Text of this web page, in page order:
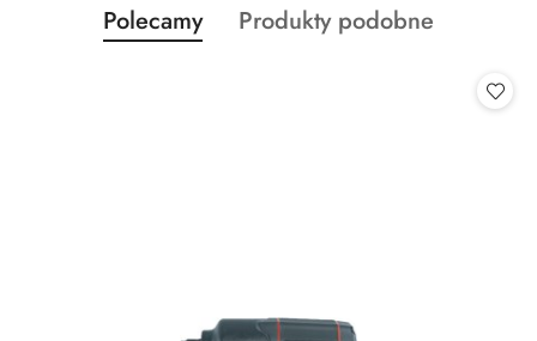
Pomiń karuzelę produktów
Produkty
o
Polecamy
Produkty
Produkty podobne